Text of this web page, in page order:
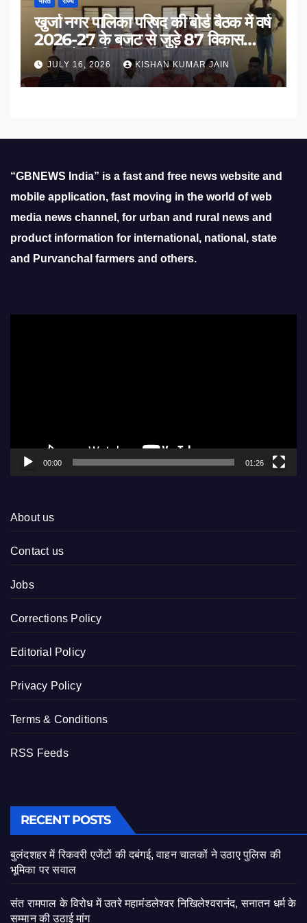
खुर्जा नगर पालिका परिषद की बोर्ड बैठक में वर्ष
2026-27 के बजट से जुड़े 87 विकास
प्रस्तावों को मिली मंजूरी
JULY 16, 2026 KISHAN KUMAR JAIN
“GBNEWS India” is a fast and free news website and
mobile application, fast moving in the world of web
media news channel, for urban and rural news and
product information for international, national, state
and Purvanchal farmers and others.
00:00 01:26
About us
Contact us
Jobs
Corrections Policy
Editorial Policy
Privacy Policy
Terms & Conditions
RSS Feeds
RECENT POSTS
बुलंदशहर में रिकवरी एजेंटों की दबंगई, वाहन चालकों ने उठाए पुलिस की
भूमिका पर सवाल
संत रामपाल के विरोध में उतरे महामंडलेश्वर निखिलेश्वरानंद, सनातन धर्म के
सम्मान की उठाई मांग